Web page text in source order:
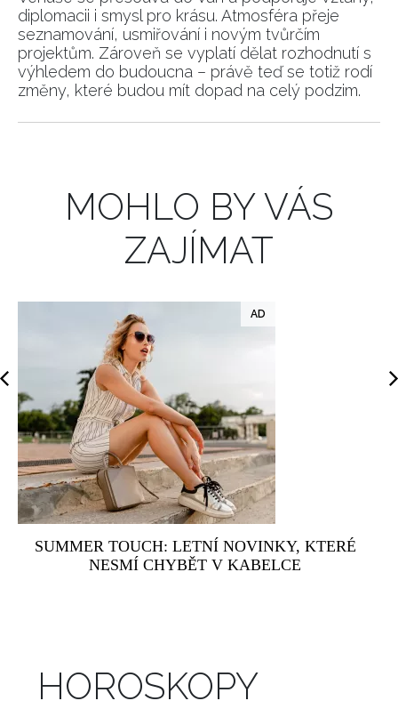
INFORMACE
REDAKCE
diplomacii i smysl pro krásu. Atmosféra přeje
seznamování, usmiřování i novým tvůrčím
projektům. Zároveň se vyplatí dělat rozhodnutí s
výhledem do budoucna – právě teď se totiž rodí
změny, které budou mít dopad na celý podzim.
MOHLO BY VÁS
ZAJÍMAT
SUMMER TOUCH: LETNÍ NOVINKY, KTERÉ
NESMÍ CHYBĚT V KABELCE
HOROSKOPY